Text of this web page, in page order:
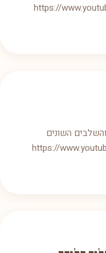
https://
השונים
https://